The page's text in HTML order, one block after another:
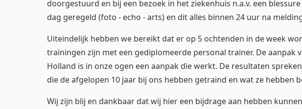
doorgestuurd en bij een bezoek in het ziekenhuis n.a.v. een
dag geregeld (foto - echo - arts) en dit alles binnen 24 uur na
Uiteindelijk hebben we bereikt dat er op 5 ochtenden in de week
trainingen zijn met een gediplomeerde personal trainer. De aanpak
Holland is in onze ogen een aanpak die werkt. De resultaten
die de afgelopen 10 jaar bij ons hebben getraind en wat ze hebben
Wij zijn blij en dankbaar dat wij hier een bijdrage aan hebben